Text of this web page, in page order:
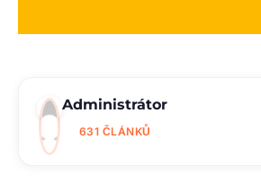
Administrátor
631 ČLÁNKŮ